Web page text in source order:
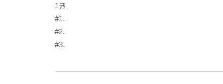
1권
#1.
#2.
#3.